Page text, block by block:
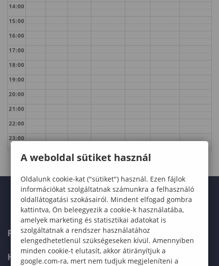
14:00
15:00
16:00
17:00
18:00
19:00
20:00
21:00
22:00
23:00
FELVÉTELIZŐKNEK
HALLGATÓKNAK
A weboldal sütiket használ
Oldalunk cookie-kat ("sütiket") használ. Ezen fájlok
információkat szolgáltatnak számunkra a felhasználó
oldallátogatási szokásairól. Mindent elfogad gombra
kattintva, Ön beleegyezik a cookie-k használatába,
amelyek marketing és statisztikai adatokat is
szolgáltatnak a rendszer használatához
elengedhetetlenül szükségeseken kívül. Amennyiben
minden cookie-t elutasít, akkor átirányítjuk a
google.com-ra, mert nem tudjuk megjeleníteni a